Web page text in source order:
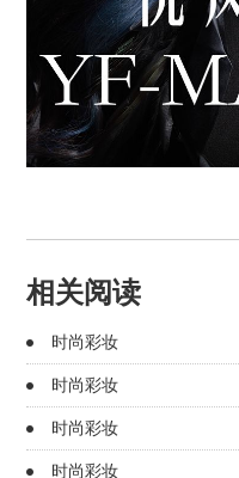
相关阅读
时尚彩妆
时尚彩妆
时尚彩妆
时尚彩妆